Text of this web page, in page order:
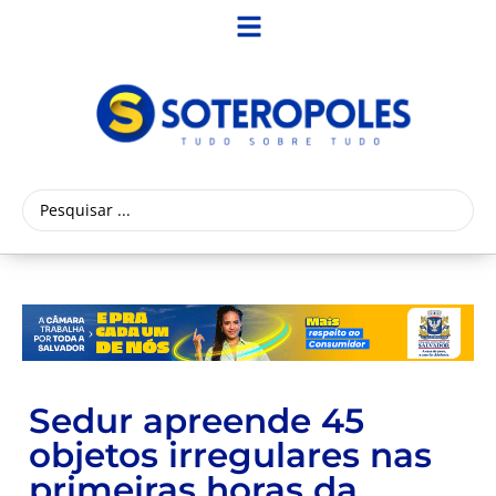
Sedur apreende 45
objetos irregulares nas